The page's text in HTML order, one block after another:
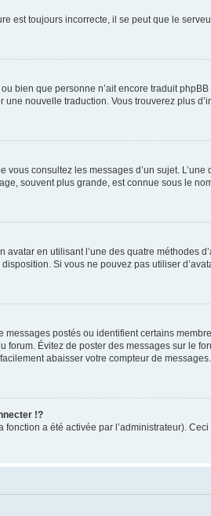
est toujours incorrecte, il se peut que le
bien que personne n’ait encore traduit
nouvelle traduction. Vous trouverez plus
consultez les messages d’un sujet.
souvent plus grande, est connue sous le
en utilisant l’une des quatre méthodes
Si vous ne pouvez pas utiliser
postés ou identifient certains
forum. Évitez de poster des messages sur le
abaisser votre compteur de messages.
!?
a été activée par l’administrateur).